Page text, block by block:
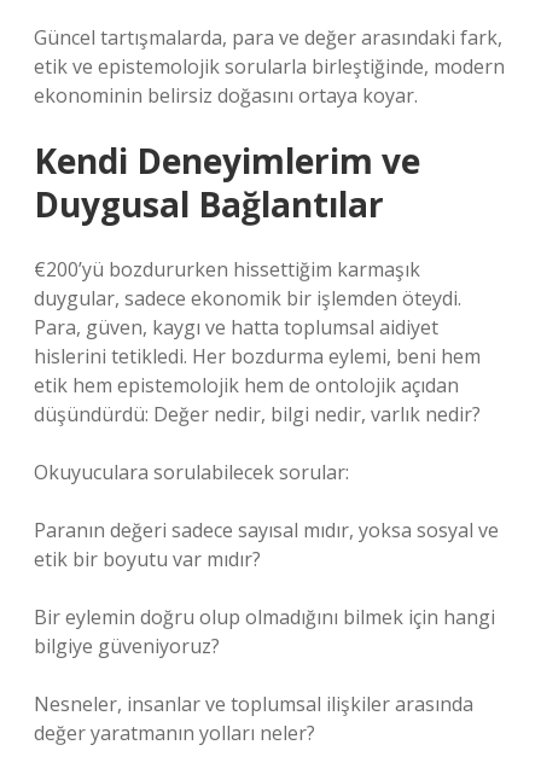
Güncel tartışmalarda, para ve değer arasındaki fark,
etik ve epistemolojik sorularla birleştiğinde, modern
ekonominin belirsiz doğasını ortaya koyar.
Kendi Deneyimlerim ve
Duygusal Bağlantılar
€200’yü bozdururken hissettiğim karmaşık
duygular, sadece ekonomik bir işlemden öteydi.
Para, güven, kaygı ve hatta toplumsal aidiyet
hislerini tetikledi. Her bozdurma eylemi, beni hem
etik hem epistemolojik hem de ontolojik açıdan
düşündürdü: Değer nedir, bilgi nedir, varlık nedir?
Okuyuculara sorulabilecek sorular:
Paranın değeri sadece sayısal mıdır, yoksa sosyal ve
etik bir boyutu var mıdır?
Bir eylemin doğru olup olmadığını bilmek için hangi
bilgiye güveniyoruz?
Nesneler, insanlar ve toplumsal ilişkiler arasında
değer yaratmanın yolları neler?